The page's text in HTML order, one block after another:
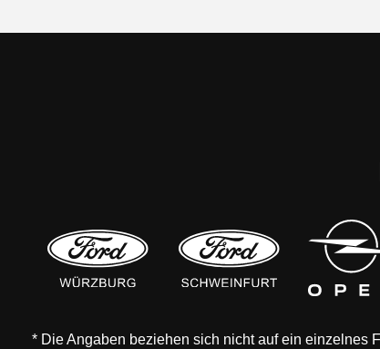
* Die Angaben beziehen sich nicht auf ein einzelnes